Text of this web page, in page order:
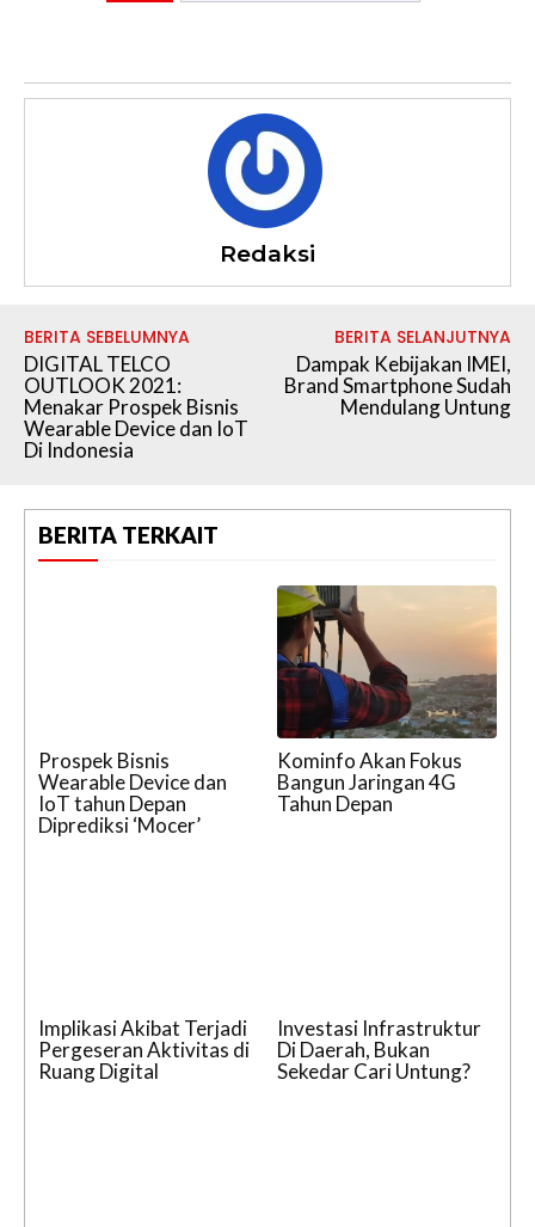
Redaksi
BERITA SEBELUMNYA
DIGITAL TELCO
OUTLOOK 2021:
Menakar Prospek Bisnis
Wearable Device dan IoT
Di Indonesia
BERITA SELANJUTNYA
Dampak Kebijakan IMEI,
Brand Smartphone Sudah
Mendulang Untung
BERITA TERKAIT
Prospek Bisnis
Wearable Device dan
IoT tahun Depan
Diprediksi ‘Mocer’
Kominfo Akan Fokus
Bangun Jaringan 4G
Tahun Depan
Implikasi Akibat Terjadi
Pergeseran Aktivitas di
Ruang Digital
Investasi Infrastruktur
Di Daerah, Bukan
Sekedar Cari Untung?